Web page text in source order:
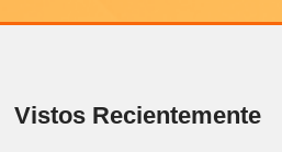
Vistos Recientemente